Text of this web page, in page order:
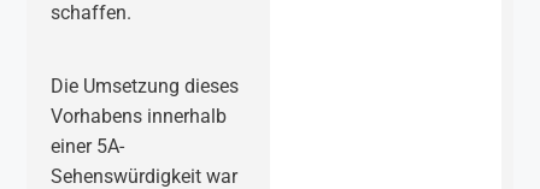
schaffen.
Die Umsetzung dieses
Vorhabens innerhalb
einer 5A-
Sehenswürdigkeit war